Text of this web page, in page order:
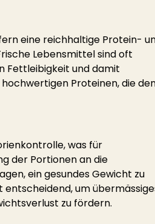
eine reichhaltige Protein-
Lebensmittel sind oft
Fettleibigkeit und damit
Proteinen, die
was für
der Portionen an die
ein gesundes Gewicht zu
entscheidend, um
zu fördern.